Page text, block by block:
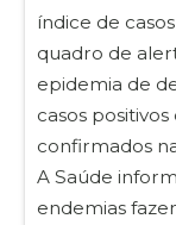
índice de
quadro de
epidemia de
casos
confirmados
A Saúde
endemias